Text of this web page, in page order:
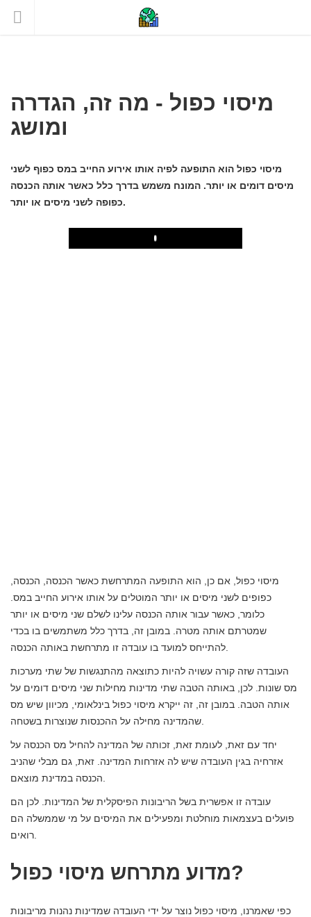
מיסוי כפול - מה זה, הגדרה
ומושג
מיסוי כפול הוא התופעה לפיה אותו אירוע החייב במס כפוף לשני
מיסים דומים או יותר. המונח משמש בדרך כלל כאשר אותה הכנסה
כפופה לשני מיסים או יותר.
Play
מיסוי כפול, אם כן, הוא התופעה המתרחשת כאשר הכנסה, הכנסה,
כפופים לשני מיסים או יותר המוטלים על אותו אירוע החייב במס.
כלומר, כאשר עבור אותה הכנסה עלינו לשלם שני מיסים או יותר
שמטרתם אותה מטרה. במובן זה, בדרך כלל משתמשים בו בכדי
העובדה שזה קורה עשויה להיות כתוצאה מהתנגשות של שתי מערכות
מס שונות. לכן, באותה הטבה שתי מדינות מחילות שני מיסים דומים על
אותה הטבה. במובן זה, זה ייקרא מיסוי כפול בינלאומי, מכיוון שיש מס
יחד עם זאת, לעומת זאת, זכותה של המדינה להחיל מס הכנסה על
אזרחיה בגין העובדה שיש לה אזרחות המדינה. זאת, גם מבלי שהניב
עובדה זו אפשרית בשל הריבונות הפיסקלית של המדינות. לכן הם
פועלים בעצמאות מוחלטת ומפעילים את המיסים על מי שממשלה הם
מדוע מתרחש מיסוי כפול?
כפי שאמרנו, מיסוי כפול נוצר על ידי העובדה שמדינות נהנות מריבונות